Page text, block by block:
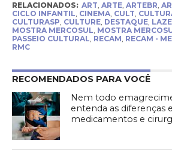
RELACIONADOS: ART, ARTE, ARTEBR,
CICLO INFANTIL, CINEMA, CULT,
CULTURASP, CULTURE, DESTAQUE,
MOSTRA MERCOSUL, MOSTRA
PASSEIO CULTURAL, RECAM, RECAM -
RMC
RECOMENDADOS PARA VOCÊ
Nem todo
entenda as diferenças
medicamentos e